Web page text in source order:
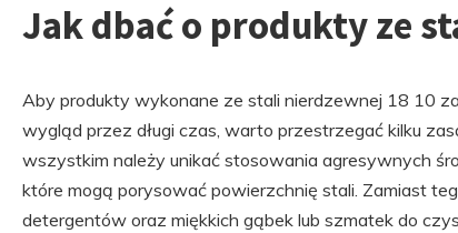
Jak dbać o produkty ze
Aby produkty wykonane ze stali nierdzewnej 18 10
wygląd przez długi czas, warto przestrzegać kilku
wszystkim należy unikać stosowania agresywnych
które mogą porysować powierzchnię stali. Zamiast
detergentów oraz miękkich gąbek lub szmatek do